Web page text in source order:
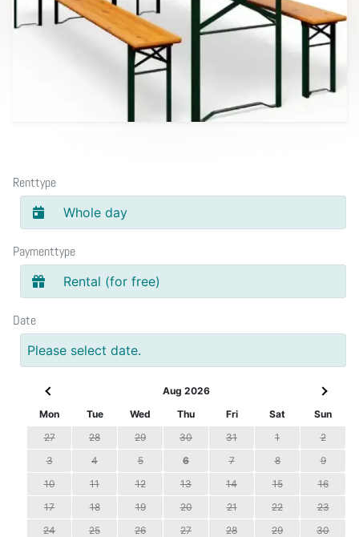
Renttype
Whole day
Paymenttype
Rental (for free)
Date
Please select date.
Aug 2026
Mon
Tue Wed Thu Fri Sat
Sun
27
28 29 30 31 1
2
3
4 5 6 7 8
9
10
11 12 13 14 15
16
17
18 19 20 21 22
23
24
25 26 27 28 29
30